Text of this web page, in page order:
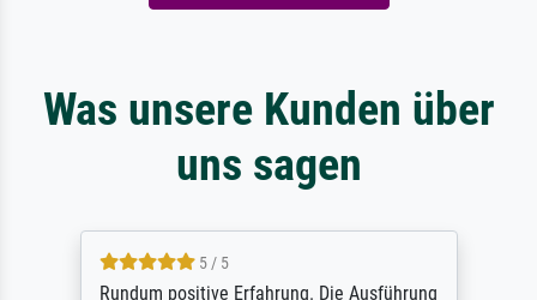
Was unsere Kunden über
uns sagen
5 / 5
Rundum positive Erfahrung. Die Ausführung